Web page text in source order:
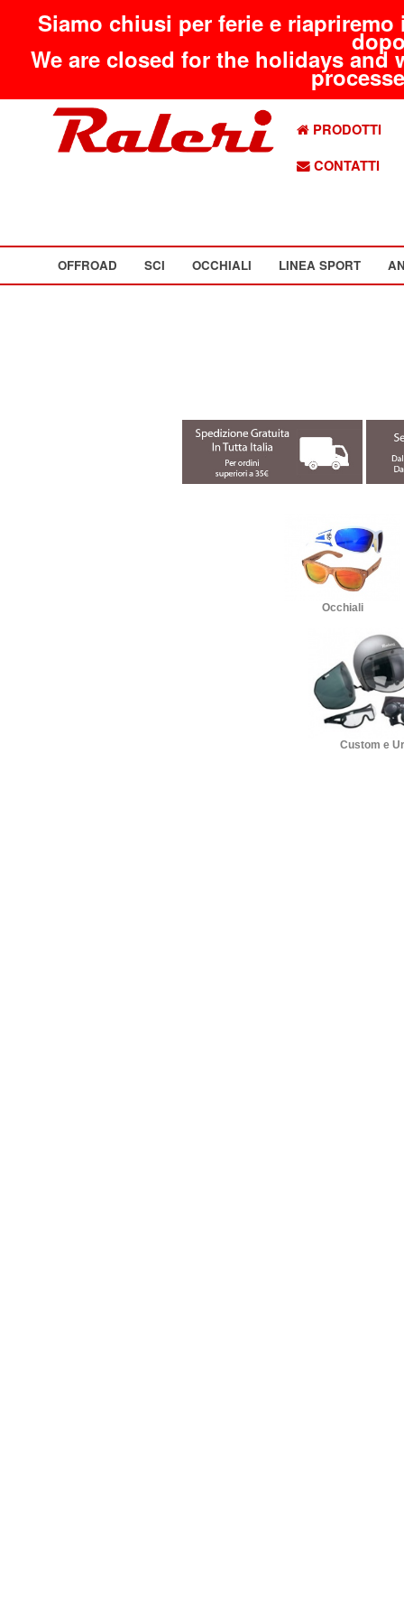
Siamo chiusi per ferie e
We are closed for the holidays
PRODOTTI
CONTATTI
OFFROAD SCI OCCHIALI LINEA SPORT
Occhiali
Custom e